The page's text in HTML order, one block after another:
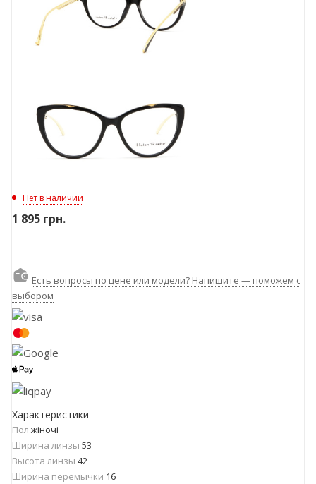
Нет в наличии
1 895 грн.
Есть вопросы по цене или модели? Напишите — поможем с
выбором
Характеристики
Пол жіночі
Ширина линзы 53
Высота линзы 42
Ширина перемычки 16